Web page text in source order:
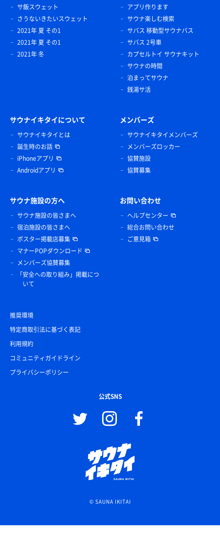
サ飯スウェット
さうないきたいスウェット
2021年 夏 その1
2021年 夏 その1
2021年 冬
アプリ作ります
サウナ楽しむ検索
サバス 移動型サウナバス
サバス 2号車
カプセルトイ サウナキット
サウナの時間
泊まってサウナ
銭湯サ活
サウナイキタイについて
サウナイキタイとは
誕生時のお話
iPhoneアプリ
Androidアプリ
メンバーズ
サウナイキタイメンバーズ
メンバーズロッカー
協賛施設
協賛募集
サウナ施設の方へ
サウナ施設の皆さまへ
宿泊施設の皆さまへ
ポスター掲載店募集
マナーPOPダウンロード
メンバーズ協賛募集
「安全への取り組み」掲載につ
いて
お問い合わせ
ヘルプセンター
総合お問い合わせ
ご意見箱
推奨環境
特定商取引法に基づく表記
利用規約
コミュニティガイドライン
プライバシーポリシー
公式SNS
© SAUNA IKITAI